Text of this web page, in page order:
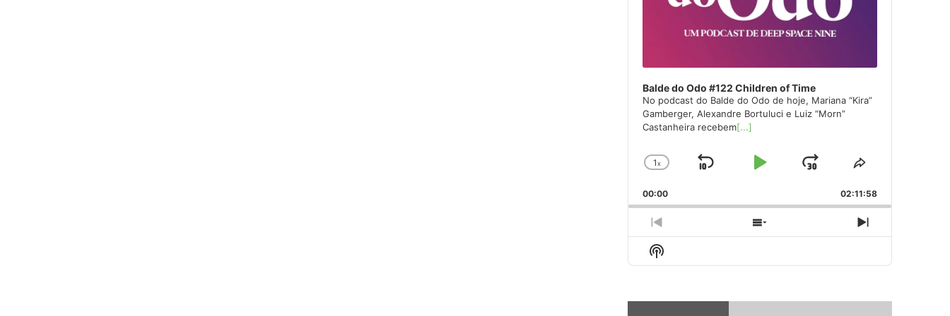
Balde do Odo #122 Children of Time
No podcast do Balde do Odo de hoje, Mariana “Kira”
Gamberger, Alexandre Bortuluci e Luiz “Morn”
Castanheira recebem[...]
Change
Rate
1x
Skip
Play
Jump
Forward
Share
Episode
00:00 02:11:58
Previous
Episode
Show
Episodes
Next
Episode
Show
Podcast